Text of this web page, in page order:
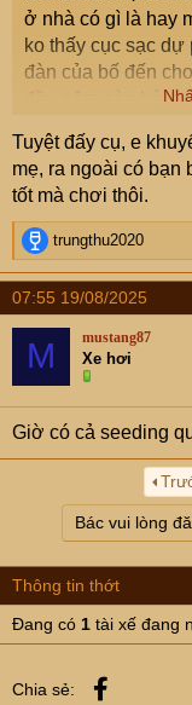
ở nhà có gì là hay
ko thấy cục sạc dự
đàn của bố đến
đầu năm còn hỏi
phanh lại chứ nhỡ
Tuyệt đấy cụ, e
mẹ, ra ngoài có bạn
tốt mà chơi thôi.
R
e
a
c
t
i
o
n
s
:
trungthu2020
07:55 19/08/2025
M mustang87
Xe hơi
Giờ có cả seeding
Bác vui lòng
Thông tin thớt
Đang có 1 tài xế đang
Chia sẻ: